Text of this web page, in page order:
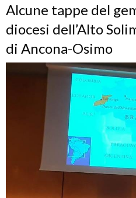
Alcune tappe del
diocesi dell’Alto
di Ancona-Osimo